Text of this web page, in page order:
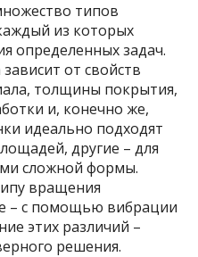
типов
из которых
определенных задач.
от свойств
толщины покрытия,
и, конечно же,
идеально подходят
другие – для
сложной формы.
вращения
– с помощью вибрации
этих различий –
решения.